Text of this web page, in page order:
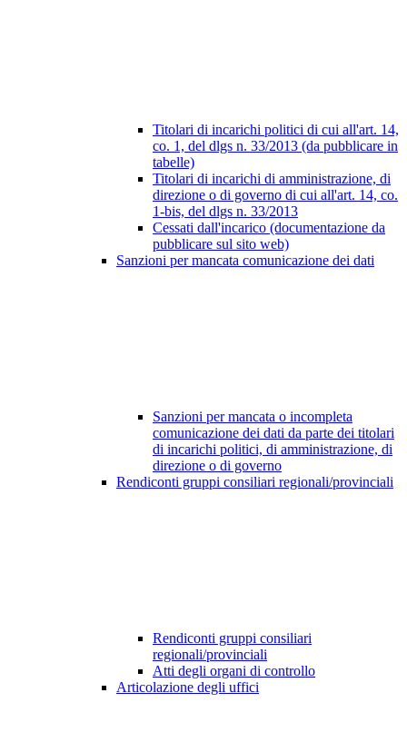
Titolari di incarichi politici di cui all'art. 14,
co. 1, del dlgs n. 33/2013 (da pubblicare in
tabelle)
Titolari di incarichi di amministrazione, di
direzione o di governo di cui all'art. 14, co.
1-bis, del dlgs n. 33/2013
Cessati dall'incarico (documentazione da
pubblicare sul sito web)
Sanzioni per mancata comunicazione dei dati
Sanzioni per mancata o incompleta
comunicazione dei dati da parte dei titolari
di incarichi politici, di amministrazione, di
direzione o di governo
Rendiconti gruppi consiliari regionali/provinciali
Rendiconti gruppi consiliari
regionali/provinciali
Atti degli organi di controllo
Articolazione degli uffici